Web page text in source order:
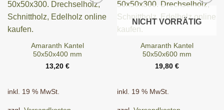
Amaranth Kantel
50x50x400 mm
13,20 €
inkl. 19 % MwSt.
NICHT VORRÄTIG
Amaranth Kantel
50x50x600 mm
19,80 €
inkl. 19 % MwSt.